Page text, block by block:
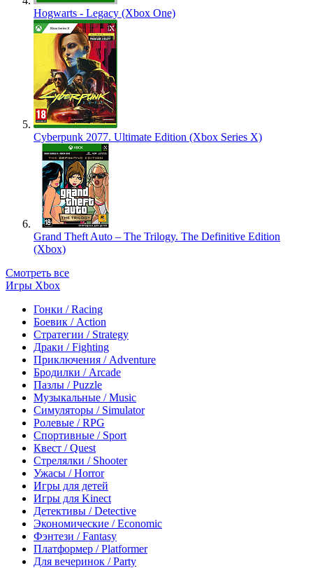
Hogwarts - Legacy (Xbox One)
Cyberpunk 2077. Ultimate Edition (Xbox Series X)
Grand Theft Auto – The Trilogy. The Definitive Edition
(Xbox)
Смотреть все
Игры Xbox
Гонки / Racing
Боевик / Action
Стратегии / Strategy
Драки / Fighting
Приключения / Adventure
Бродилки / Arcade
Пазлы / Puzzle
Музыкальные / Music
Симуляторы / Simulator
Ролевые / RPG
Спортивные / Sport
Квест / Quest
Стрелялки / Shooter
Ужасы / Horror
Игры для детей
Игры для Kinect
Детективы / Detective
Экономические / Economic
Фэнтези / Fantasy
Платформер / Platformer
Для вечеринок / Party